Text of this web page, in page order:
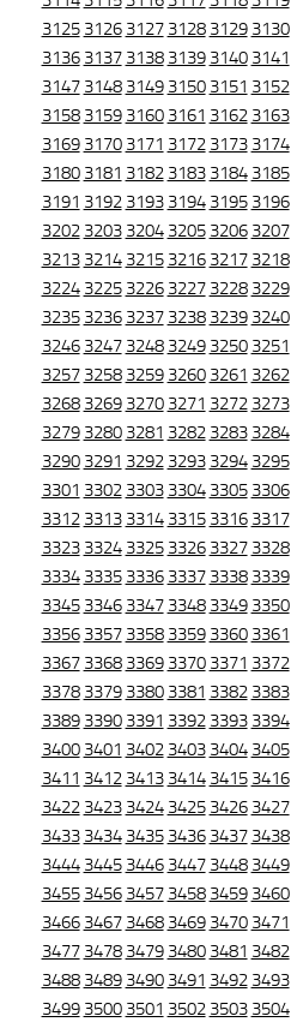
3125 3126 3127 3128 3129 3130
3136 3137 3138 3139 3140 3141
3147 3148 3149 3150 3151 3152
3158 3159 3160 3161 3162 3163
3169 3170 3171 3172 3173 3174
3180 3181 3182 3183 3184 3185
3191 3192 3193 3194 3195 3196
3202 3203 3204 3205 3206 3207
3213 3214 3215 3216 3217 3218
3224 3225 3226 3227 3228 3229
3235 3236 3237 3238 3239 3240
3246 3247 3248 3249 3250 3251
3257 3258 3259 3260 3261 3262
3268 3269 3270 3271 3272 3273
3279 3280 3281 3282 3283 3284
3290 3291 3292 3293 3294 3295
3301 3302 3303 3304 3305 3306
3312 3313 3314 3315 3316 3317
3323 3324 3325 3326 3327 3328
3334 3335 3336 3337 3338 3339
3345 3346 3347 3348 3349 3350
3356 3357 3358 3359 3360 3361
3367 3368 3369 3370 3371 3372
3378 3379 3380 3381 3382 3383
3389 3390 3391 3392 3393 3394
3400 3401 3402 3403 3404 3405
3411 3412 3413 3414 3415 3416
3422 3423 3424 3425 3426 3427
3433 3434 3435 3436 3437 3438
3444 3445 3446 3447 3448 3449
3455 3456 3457 3458 3459 3460
3466 3467 3468 3469 3470 3471
3477 3478 3479 3480 3481 3482
3488 3489 3490 3491 3492 3493
3499 3500 3501 3502 3503 3504